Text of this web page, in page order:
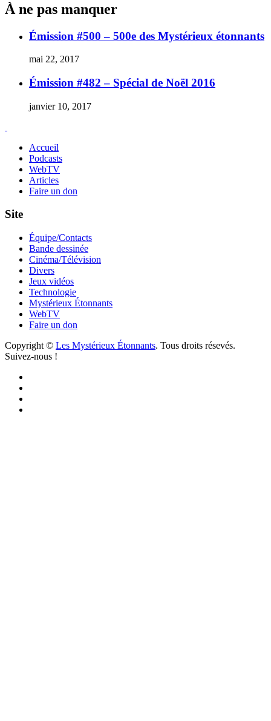
À ne pas manquer
Émission #500 – 500e des Mystérieux étonnants
mai 22, 2017
Émission #482 – Spécial de Noël 2016
janvier 10, 2017
Accueil
Podcasts
WebTV
Articles
Faire un don
Site
Équipe/Contacts
Bande dessinée
Cinéma/Télévision
Divers
Jeux vidéos
Technologie
Mystérieux Étonnants
WebTV
Faire un don
Copyright © Les Mystérieux Étonnants. Tous droits résevés.
Suivez-nous !